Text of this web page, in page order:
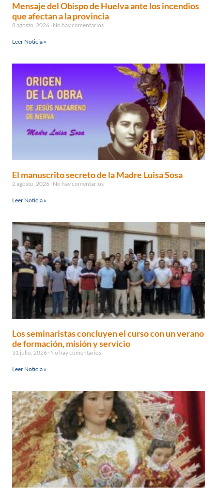
Mensaje del Obispo de Huelva ante los incendios
que afectan a la provincia
8 agosto, 2026 No hay comentarios
Leer Noticia »
El manuscrito secreto de la Madre Luisa Sosa
2 agosto, 2026 No hay comentarios
Leer Noticia »
Los seminaristas concluyen el curso con un verano
de formación, misión y servicio
31 julio, 2026 No hay comentarios
Leer Noticia »